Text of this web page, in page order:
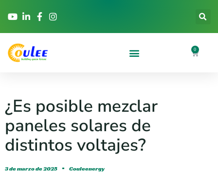
0
¿Es posible mezclar
paneles solares de
distintos voltajes?
3 de marzo de 2025 Couleenergy